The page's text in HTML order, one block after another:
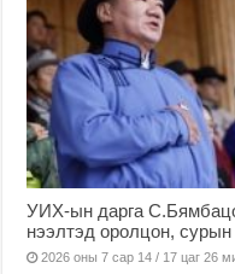
УИХ-ын дарга
нээлтэд оролцон,
2026 оны 7 сар 14 / 17 цаг 26